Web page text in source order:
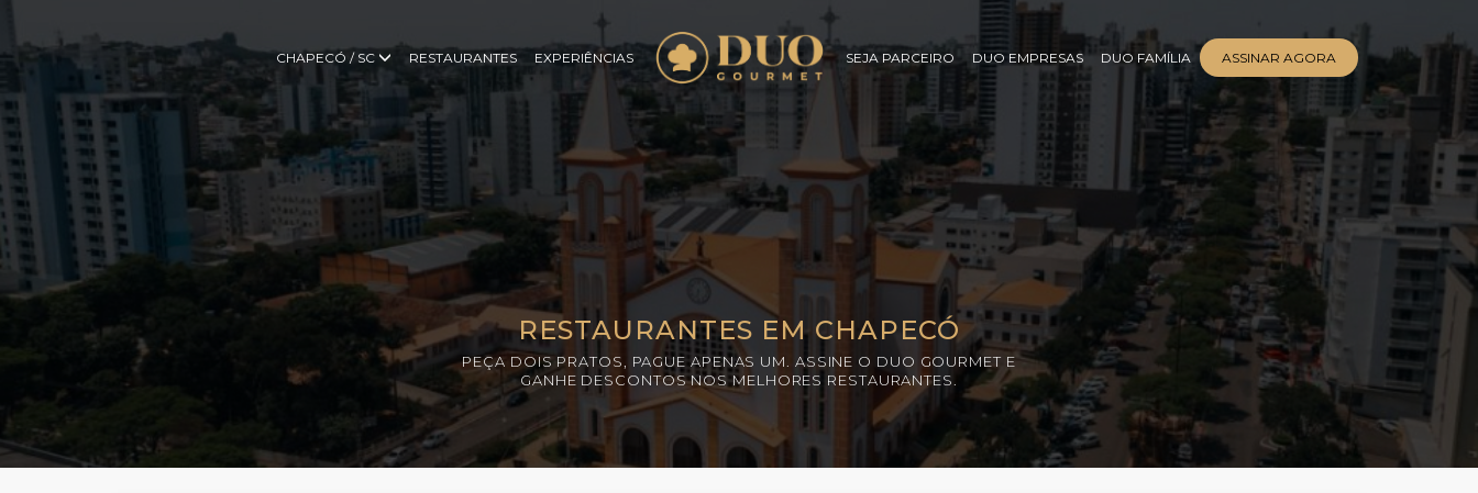
CHAPECÓ / SC RESTAURANTES EXPERIÊNCIAS SEJA PARCEIRO DUO EMPRESAS DUO FAMÍLIA ASSINAR AGORA
RESTAURANTES EM CHAPECÓ
PEÇA DOIS PRATOS, PAGUE APENAS UM. ASSINE O DUO GOURMET E
GANHE DESCONTOS NOS MELHORES RESTAURANTES.